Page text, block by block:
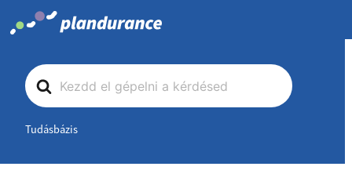
Search
For
Tudásbázis